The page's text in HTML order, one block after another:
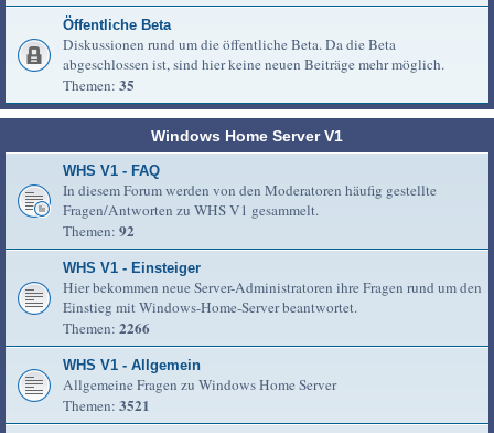
Öffentliche Beta
Diskussionen rund um die öffentliche Beta. Da die Beta
abgeschlossen ist, sind hier keine neuen Beiträge mehr möglich.
Themen: 35
Windows Home Server V1
WHS V1 - FAQ
In diesem Forum werden von den Moderatoren häufig gestellte
Fragen/Antworten zu WHS V1 gesammelt.
Themen: 92
WHS V1 - Einsteiger
Hier bekommen neue Server-Administratoren ihre Fragen rund um den
Einstieg mit Windows-Home-Server beantwortet.
Themen: 2266
WHS V1 - Allgemein
Allgemeine Fragen zu Windows Home Server
Themen: 3521